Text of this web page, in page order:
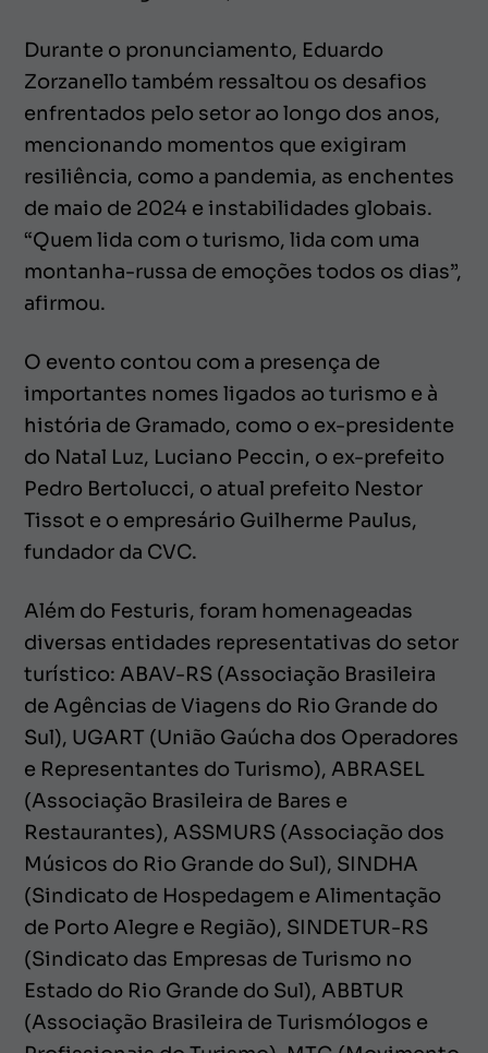
Durante o pronunciamento, Eduardo
Zorzanello também ressaltou os desafios
enfrentados pelo setor ao longo dos anos,
mencionando momentos que exigiram
resiliência, como a pandemia, as enchentes
de maio de 2024 e instabilidades globais.
“Quem lida com o turismo, lida com uma
montanha-russa de emoções todos os dias”,
afirmou.
O evento contou com a presença de
importantes nomes ligados ao turismo e à
história de Gramado, como o ex-presidente
do Natal Luz, Luciano Peccin, o ex-prefeito
Pedro Bertolucci, o atual prefeito Nestor
Tissot e o empresário Guilherme Paulus,
fundador da CVC.
Além do Festuris, foram homenageadas
diversas entidades representativas do setor
turístico: ABAV-RS (Associação Brasileira
de Agências de Viagens do Rio Grande do
Sul), UGART (União Gaúcha dos Operadores
e Representantes do Turismo), ABRASEL
(Associação Brasileira de Bares e
Restaurantes), ASSMURS (Associação dos
Músicos do Rio Grande do Sul), SINDHA
(Sindicato de Hospedagem e Alimentação
de Porto Alegre e Região), SINDETUR-RS
(Sindicato das Empresas de Turismo no
Estado do Rio Grande do Sul), ABBTUR
(Associação Brasileira de Turismólogos e